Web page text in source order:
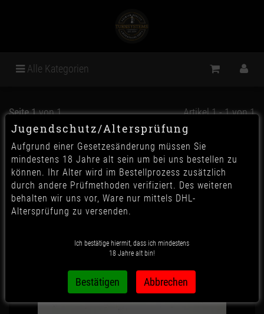
Alle Kategorien
Seite 1von 1 Artikel 1 - 1 von 1
Jugendschutz/Altersprüfung
Aufgrund einer Gesetzesänderung müssen Sie
mindestens 18 Jahre alt sein um bei uns bestellen zu
können. Ihr Alter wird im Bestellprozess zusätzlich
durch andere Prüfmethoden verifiziert. Des weiteren
behalten wir uns vor, Ware nur mittels DHL-
Altersprüfung zu versenden.
Ich bestätige hiermit, dass ich mindestens
18 Jahre alt bin!